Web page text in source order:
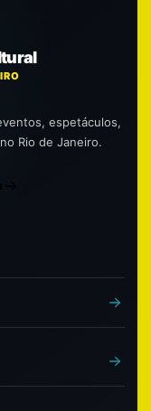
espetáculos,
Rio de Janeiro.